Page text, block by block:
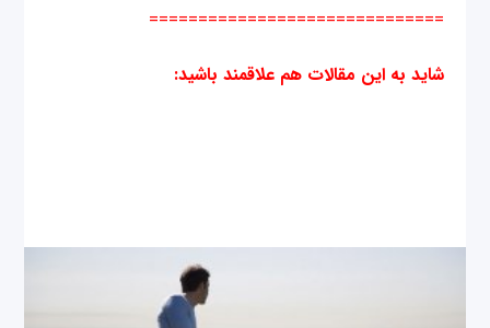
==============================
شاید به این مقالات هم علاقمند باشید: